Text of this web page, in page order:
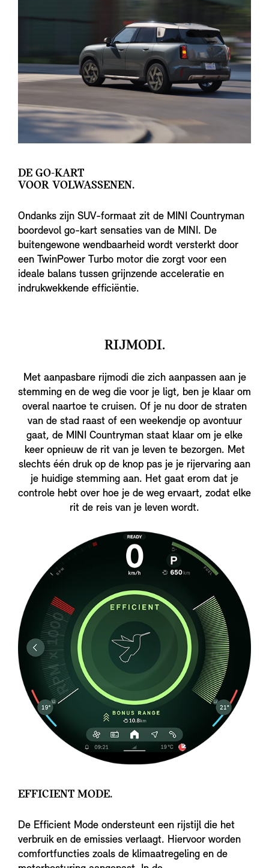
DE GO-KART
VOOR VOLWASSENEN.
Ondanks zijn SUV-formaat zit de MINI Countryman
boordevol go-kart sensaties van de MINI. De
buitengewone wendbaarheid wordt versterkt door
een TwinPower Turbo motor die zorgt voor een
ideale balans tussen grijnzende acceleratie en
indrukwekkende efficiëntie.
RIJMODI.
Met aanpasbare rijmodi die zich aanpassen aan je
stemming en de weg die voor je ligt, ben je klaar om
overal naartoe te cruisen. Of je nu door de straten
van de stad raast of een weekendje op avontuur
gaat, de MINI Countryman staat klaar om je elke
keer opnieuw de rit van je leven te bezorgen. Met
slechts één druk op de knop pas je je rijervaring aan
je huidige stemming aan. Het gaat erom dat je
controle hebt over hoe je de weg ervaart, zodat elke
rit de reis van je leven wordt.
EFFICIENT MODE.
De Efficient Mode ondersteunt een rijstijl die het
verbruik en de emissies verlaagt. Hiervoor worden
comfortfuncties zoals de klimaatregeling en de